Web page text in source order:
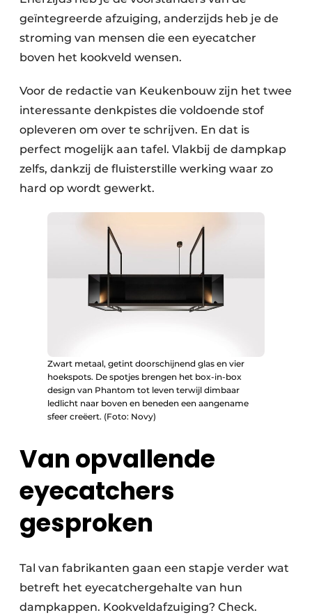
geïntegreerde afzuiging, anderzijds heb je de
stroming van mensen die een eyecatcher
boven het kookveld wensen.
Voor de redactie van Keukenbouw zijn het twee
interessante denkpistes die voldoende stof
opleveren om over te schrijven. En dat is
perfect mogelijk aan tafel. Vlakbij de dampkap
zelfs, dankzij de fluisterstille werking waar zo
hard op wordt gewerkt.
Zwart metaal, getint doorschijnend glas en vier
hoekspots. De spotjes brengen het box-in-box
design van Phantom tot leven terwijl dimbaar
ledlicht naar boven en beneden een aangename
sfeer creëert. (Foto: Novy)
Van opvallende
eyecatchers
gesproken
Tal van fabrikanten gaan een stapje verder wat
betreft het eyecatchergehalte van hun
dampkappen. Kookveldafzuiging? Check.